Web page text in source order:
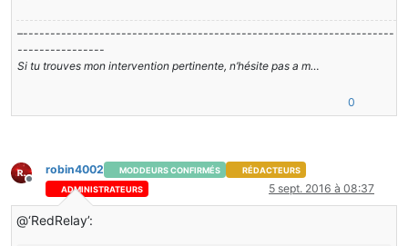
–--------------------------------------------------------------------
----------------
Si tu trouves mon intervention pertinente, n’hésite pas a m…
0
Hors-ligne
robin4002 MODDEURS CONFIRMÉS
RÉDACTEURS
ADMINISTRATEURS
5 sept. 2016 à 08:37
@‘RedRelay’: